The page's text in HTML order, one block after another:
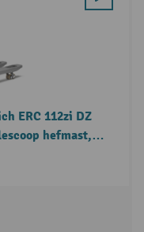
ERC 112zi DZ
hefmast,